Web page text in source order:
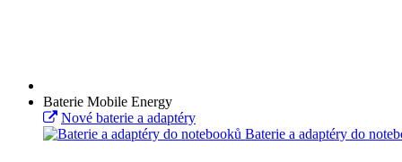
Baterie Mobile Energy
Nové baterie a adaptéry
Baterie a adaptéry do